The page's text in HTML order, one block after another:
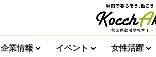
企業情報 イベント 女性活躍